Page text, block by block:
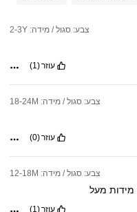
צבע: סגול / מידה: 2-3Y
עוזר(1)
צבע: סגול / מידה: 18-24M
עוזר(0)
צבע: סגול / מידה: 12-18M
מידות מעל
עוזר(1)